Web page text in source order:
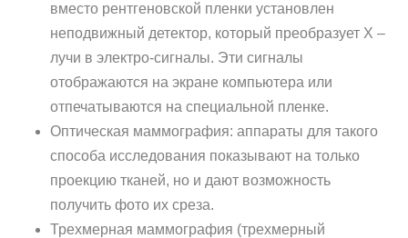
вместо рентгеновской пленки установлен
неподвижный детектор, который преобразует X –
лучи в электро-сигналы. Эти сигналы
отображаются на экране компьютера или
отпечатываются на специальной пленке.
Оптическая маммография: аппараты для такого
способа исследования показывают на только
проекцию тканей, но и дают возможность
получить фото их среза.
Трехмерная маммография (трехмерный